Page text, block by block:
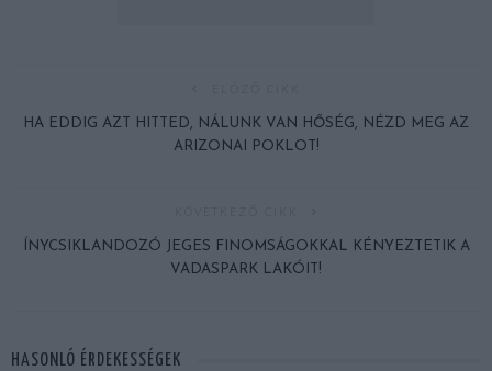
HA EDDIG AZT HITTED, NÁLUNK VAN HŐSÉG, NÉZD MEG AZ
ARIZONAI POKLOT!
ÍNYCSIKLANDOZÓ JEGES FINOMSÁGOKKAL KÉNYEZTETIK A
VADASPARK LAKÓIT!
HASONLÓ ÉRDEKESSÉGEK